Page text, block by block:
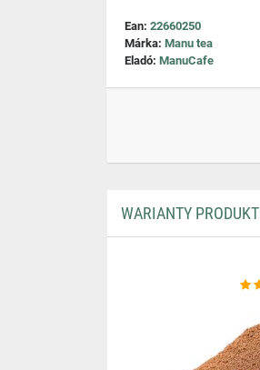
Ean: 22660250
Márka: Manu tea
Eladó: ManuCafe
WARIANTY